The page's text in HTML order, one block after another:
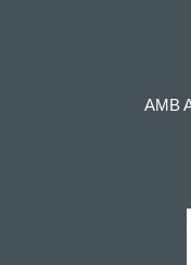
AMB